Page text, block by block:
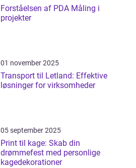
Forståelsen af PDA Måling i
projekter
01 november 2025
Transport til Letland: Effektive
løsninger for virksomheder
05 september 2025
Print til kage: Skab din
drømmefest med personlige
kagedekorationer